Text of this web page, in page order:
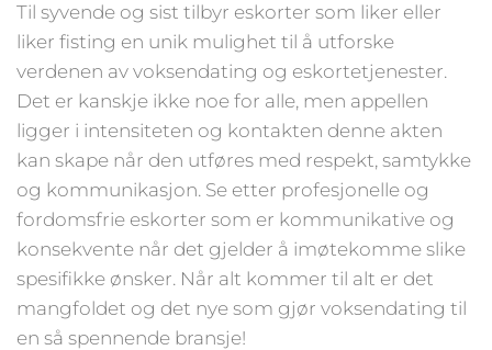
Til syvende og sist tilbyr eskorter som liker eller
liker fisting en unik mulighet til å utforske
verdenen av voksendating og eskortetjenester.
Det er kanskje ikke noe for alle, men appellen
ligger i intensiteten og kontakten denne akten
kan skape når den utføres med respekt, samtykke
og kommunikasjon. Se etter profesjonelle og
fordomsfrie eskorter som er kommunikative og
konsekvente når det gjelder å imøtekomme slike
spesifikke ønsker. Når alt kommer til alt er det
mangfoldet og det nye som gjør voksendating til
en så spennende bransje!